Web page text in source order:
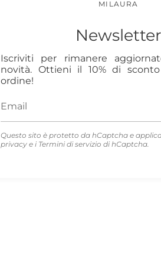
MILAURA
Newsletter
Iscriviti per rimanere
novità. Ottieni il 10% di
ordine!
Questo sito è protetto da hCaptcha e
privacy e i Termini di servizio di hCaptcha.